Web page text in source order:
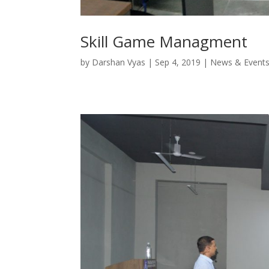
Skill Game Managment
by Darshan Vyas | Sep 4, 2019 | News &